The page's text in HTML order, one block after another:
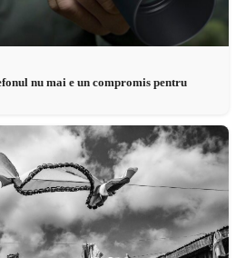
nu mai e un compromis pentru